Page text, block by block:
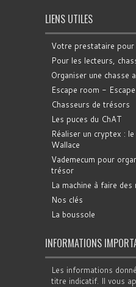
LIENS UTILES
Votre prestataire
Pour les lecteurs,
Organiser une chasse
Escape room -
Chasseurs de trésors
Les puces du ChAT
Réaliser un cryptex :
Wallace
Vademecum pour
trésor
La machine à faire des
Nos clés
La boussole
INFORMATIONS
Les informations
titre indicatif. Il vous